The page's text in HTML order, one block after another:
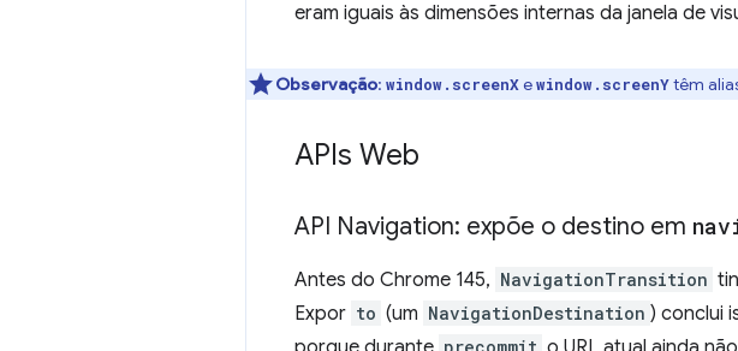
eram iguais às dimensões internas da janela de
Observação: window.screenXewindow.screenYtêm
APIs Web
API Navigation: expõe o destino em
Antes do Chrome 145, NavigationTransition
Expor to (um NavigationDestination ) conclui